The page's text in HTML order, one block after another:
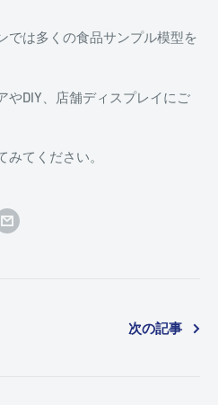
では多くの食品サンプル模型を
やDIY、店舗ディスプレイにご
てください。
次の記事